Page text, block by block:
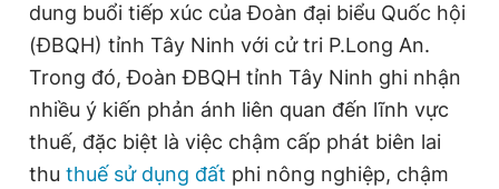
Theo dõi báo trên
Hotline
0906 645 777
Liên hệ quảng cáo
0908 780 404
dung buổi tiếp xúc của Đoàn đại biểu Quốc hội
(ĐBQH) tỉnh Tây Ninh với cử tri P.Long An.
Trong đó, Đoàn ĐBQH tỉnh Tây Ninh ghi nhận
nhiều ý kiến phản ánh liên quan đến lĩnh vực
thuế, đặc biệt là việc chậm cấp phát biên lai
thu thuế sử dụng đất phi nông nghiệp, chậm